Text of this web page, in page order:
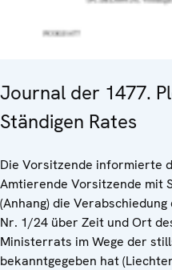
Journal der 1477.
Ständigen Rates
Die Vorsitzende informierte
Amtierende Vorsitzende mit
(Anhang) die
Nr. 1/24 über Zeit und Ort
Ministerrats im Wege der
bekanntgegeben hat